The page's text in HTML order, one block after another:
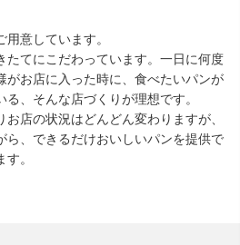
意しています。
たてにこだわっています。一日に何度
がお店に入った時に、食べたいパンが
、そんな店づくりが理想です。
店の状況はどんどん変わりますが、
ら、できるだけおいしいパンを提供で
。